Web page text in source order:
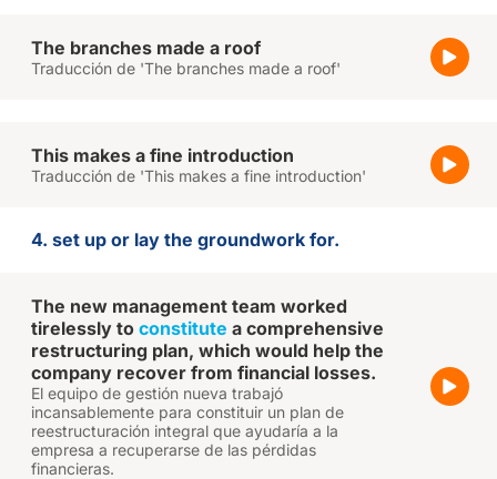
The branches made a roof
Traducción de 'The branches made a roof'
This makes a fine introduction
Traducción de 'This makes a fine introduction'
4. set up or lay the groundwork for.
The new management team worked
tirelessly to constitute a comprehensive
restructuring plan, which would help the
company recover from financial losses.
El equipo de gestión nueva trabajó
incansablemente para constituir un plan de
reestructuración integral que ayudaría a la
empresa a recuperarse de las pérdidas
financieras.